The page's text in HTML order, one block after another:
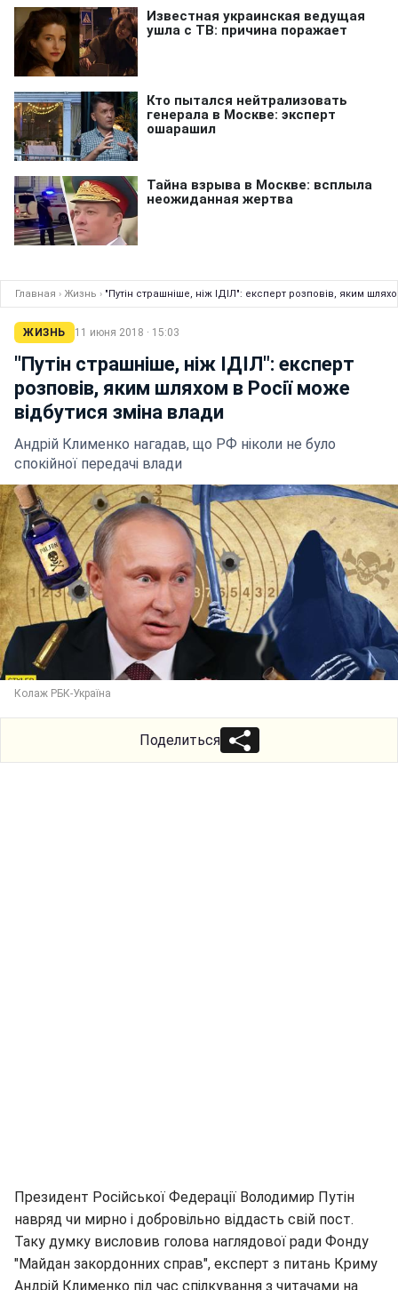
Главная › Жизнь › "Путін страшніше, ніж ІДІЛ": експерт розповів, яким
ЖИЗНЬ 11 июня 2018 · 15:03
"Путін страшніше, ніж ІДІЛ": експерт
розповів, яким шляхом в Росії може
відбутися зміна влади
Андрій Клименко нагадав, що РФ ніколи не було
спокійної передачі влади
Колаж РБК-Україна
Поделиться
Президент Російської Федерації Володимир Путін
навряд чи мирно і добровільно віддасть свій пост.
Таку думку висловив голова наглядової ради Фонду
"Майдан закордонних справ", експерт з питань Криму
Андрій Клименко під час спілкування з читачами на